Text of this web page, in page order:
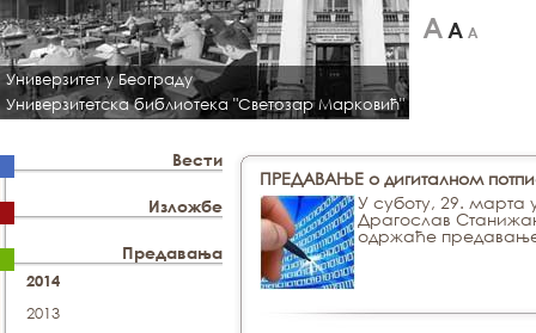
Универзитет у Београду
Универзитетска библиотека "Светозар Марковић"
Вести
Изложбе
Предавања
2014
2013
ПРЕДАВАЊЕ о дигиталном
У суботу, 29. марта
Драгослав
одржаће